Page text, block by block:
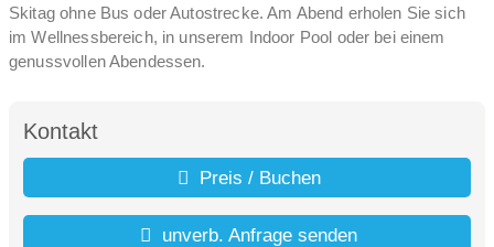
Skitag ohne Bus oder Autostrecke. Am Abend erholen Sie sich
im Wellnessbereich, in unserem Indoor Pool oder bei einem
genussvollen Abendessen.
Kontakt
Preis / Buchen
unverb. Anfrage senden